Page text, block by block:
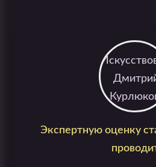
Экспертную оценку